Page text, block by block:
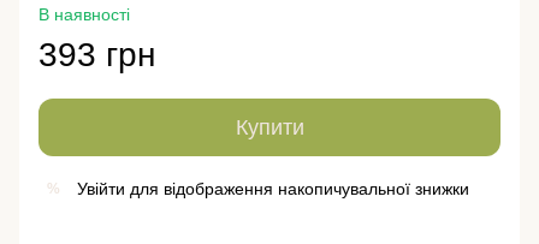
В наявності
393 грн
Купити
% Увійти для відображення накопичувальної знижки